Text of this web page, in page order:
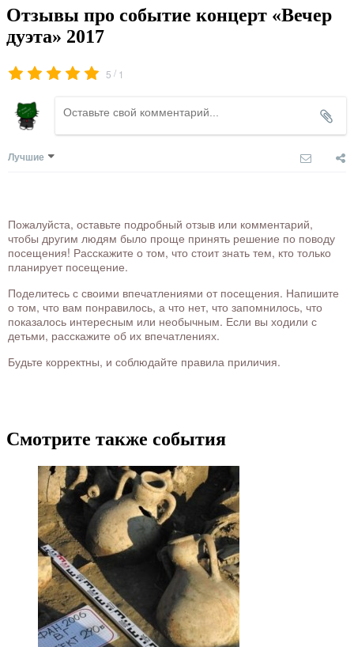
Отзывы про событие концерт «Вечер
дуэта» 2017
5 / 1
Лучшие
Пожалуйста, оставьте подробный отзыв или комментарий,
чтобы другим людям было проще принять решение по поводу
посещения! Расскажите о том, что стоит знать тем, кто только
планирует посещение.
Поделитесь с своими впечатлениями от посещения. Напишите
о том, что вам понравилось, а что нет, что запомнилось, что
показалось интересным или необычным. Если вы ходили с
детьми, расскажите об их впечатлениях.
Будьте корректны, и соблюдайте правила приличия.
Смотрите также события